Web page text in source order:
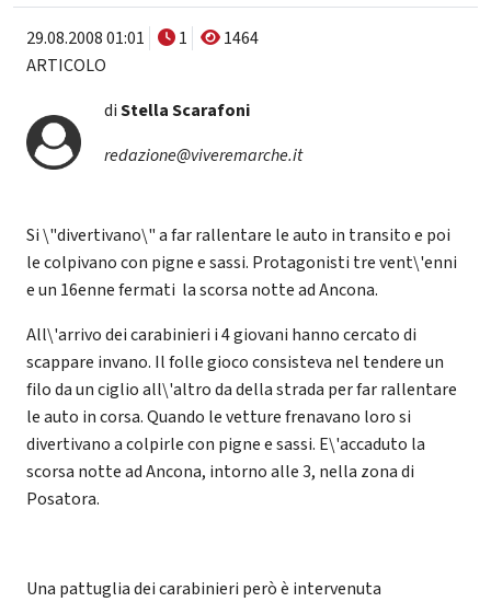
29.08.2008 01:01 1
1464
ARTICOLO
diStella Scarafoni
redazione@viveremarche.it
Si \"divertivano\" a far rallentare le auto in transito e poi
le colpivano con pigne e sassi. Protagonisti tre vent\'enni
e un 16enne fermati la scorsa notte ad Ancona.
All\'arrivo dei carabinieri i 4 giovani hanno cercato di
scappare invano. Il folle gioco consisteva nel tendere un
filo da un ciglio all\'altro da della strada per far rallentare
le auto in corsa. Quando le vetture frenavano loro si
divertivano a colpirle con pigne e sassi. E\'accaduto la
scorsa notte ad Ancona, intorno alle 3, nella zona di
Posatora.
Una pattuglia dei carabinieri però è intervenuta